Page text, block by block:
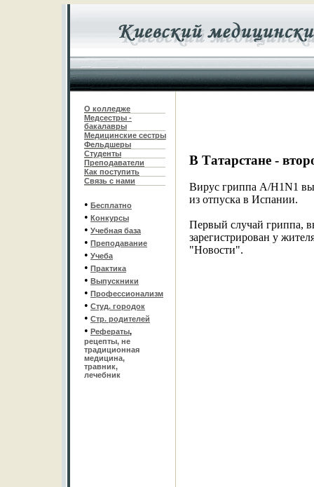
О колледже
Медсестры -
бакалавры
Медицинские сестры
Фельдшеры
Студенты
Преподаватели
Как поступить
Связь с нами
• Бесплатно
• Конкурсы
• Учебная база
• Преподавание
• Учеба
• Практика
• Выпускники
• Профессионализм
• Студ. городок
• Стр. родителей
• Рефераты,
рецепты, не
традиционная
медицина,
травник,
лечебник
В Татарстане -
Вирус гриппа A/H1N1
из отпуска в Испании.
Первый случай гриппа,
зарегистрирован у
"Новости".